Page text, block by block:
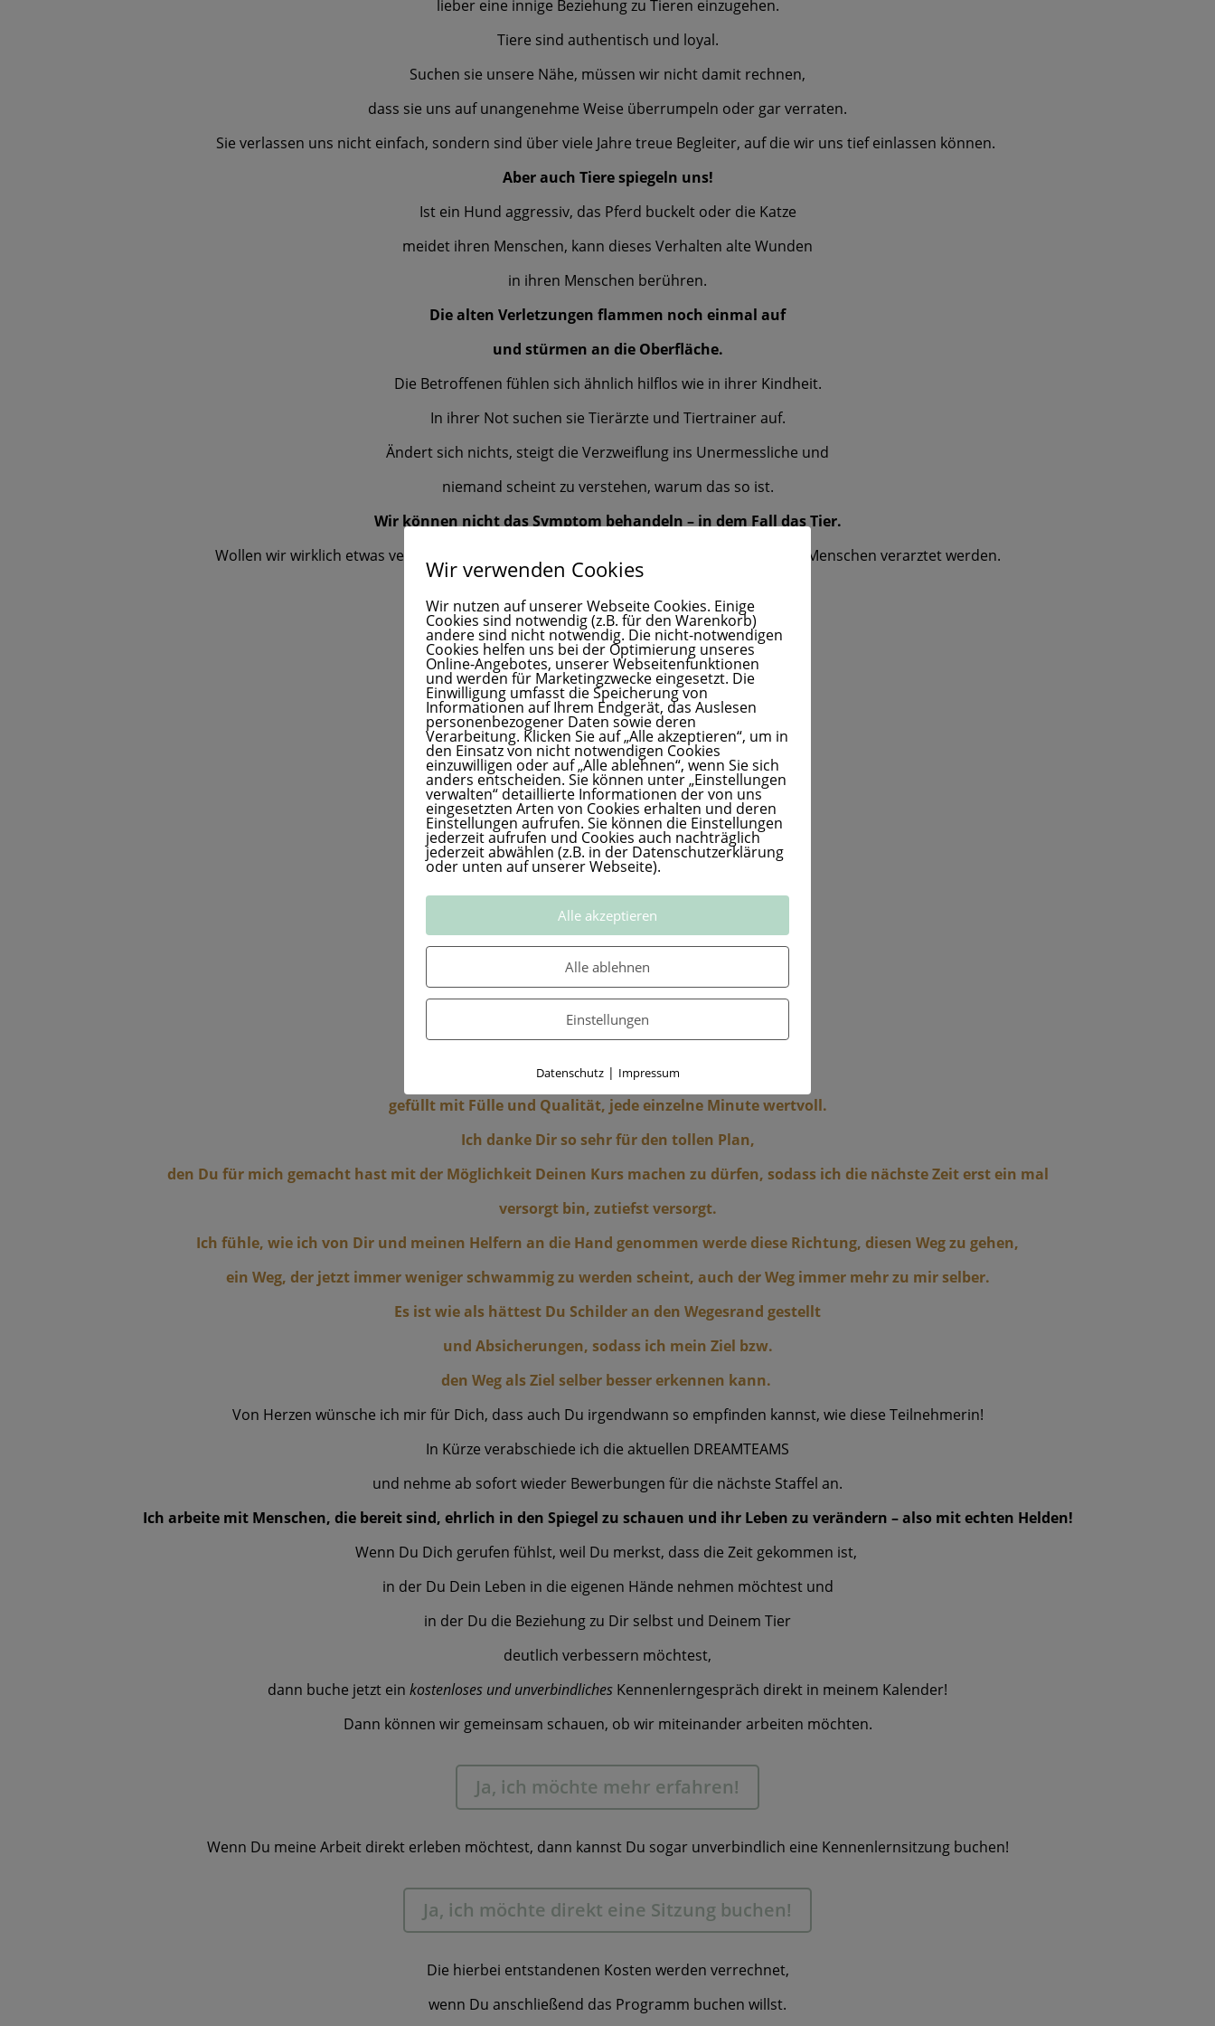
lieber eine innige Beziehung zu Tieren einzugehen.
Tiere sind authentisch und loyal.
Suchen sie unsere Nähe, müssen wir nicht damit rechnen,
dass sie uns auf unangenehme Weise überrumpeln oder gar verraten.
Sie verlassen uns nicht einfach, sondern sind über viele Jahre treue Begleiter, auf die wir uns tief einlassen können.
Aber auch Tiere spiegeln uns!
Ist ein Hund aggressiv, das Pferd buckelt oder die Katze
meidet ihren Menschen, kann dieses Verhalten alte Wunden
in ihren Menschen berühren.
Die alten Verletzungen flammen noch einmal auf
und stürmen an die Oberfläche.
Die Betroffenen fühlen sich ähnlich hilflos wie in ihrer Kindheit.
In ihrer Not suchen sie Tierärzte und Tiertrainer auf.
Ändert sich nichts, steigt die Verzweiflung ins Unermessliche und
niemand scheint zu verstehen, warum das so ist.
Wir können nicht das Symptom behandeln – in dem Fall das Tier.
Wollen wir wirklich etwas verändern, müssen die frühen Verletzungen der betroffenen Menschen verarztet werden.
DREAMTEAM-Intensiv-Programm
entwickelt.
Meine Teilnehmer lernen,
– sich selbst wieder wahrzunehmen,
– ihre eigenen Grenzen zu erkennen und zu wahren und
– die Beziehung zu sich selbst und ihrem Tier zu heilen.
Hier kommt ein aktuelles Feedback einer Teilnehmerin:
Ich danke Dir so sehr für Deine Hilfe.
Ich fühle mich sehr aufgehoben und
weiß mal wieder zutiefst, wie richtig alles ist.
Es fühlt sich so groß an,
dass es mir manchmal sogar etwas Angst macht.
Die Stunden bei Dir sind wirklich noch eine Steigerung,
gefüllt mit Fülle und Qualität, jede einzelne Minute wertvoll.
Ich danke Dir so sehr für den tollen Plan,
den Du für mich gemacht hast mit der Möglichkeit Deinen Kurs machen zu dürfen, sodass ich die nächste Zeit erst ein mal
versorgt bin, zutiefst versorgt.
Ich fühle, wie ich von Dir und meinen Helfern an die Hand genommen werde diese Richtung, diesen Weg zu gehen,
ein Weg, der jetzt immer weniger schwammig zu werden scheint, auch der Weg immer mehr zu mir selber.
Es ist wie als hättest Du Schilder an den Wegesrand gestellt
und Absicherungen, sodass ich mein Ziel bzw.
den Weg als Ziel selber besser erkennen kann.
Von Herzen wünsche ich mir für Dich, dass auch Du irgendwann so empfinden kannst, wie diese Teilnehmerin!
In Kürze verabschiede ich die aktuellen DREAMTEAMS
und nehme ab sofort wieder Bewerbungen für die nächste Staffel an.
Ich arbeite mit Menschen, die bereit sind, ehrlich in den Spiegel zu schauen und ihr Leben zu verändern – also mit echten Helden!
Wenn Du Dich gerufen fühlst, weil Du merkst, dass die Zeit gekommen ist,
in der Du Dein Leben in die eigenen Hände nehmen möchtest und
in der Du die Beziehung zu Dir selbst und Deinem Tier
deutlich verbessern möchtest,
dann buche jetzt ein kostenloses und unverbindliches Kennenlerngespräch direkt in meinem Kalender!
Dann können wir gemeinsam schauen, ob wir miteinander arbeiten möchten.
Ja, ich möchte mehr erfahren!
Wenn Du meine Arbeit direkt erleben möchtest, dann kannst Du sogar unverbindlich eine Kennenlernsitzung buchen!
Ja, ich möchte direkt eine Sitzung buchen!
Die hierbei entstandenen Kosten werden verrechnet,
wenn Du anschließend das Programm buchen willst.
Wir verwenden Cookies
Wir nutzen auf unserer Webseite Cookies. Einige
Cookies sind notwendig (z.B. für den Warenkorb)
andere sind nicht notwendig. Die nicht-notwendigen
Cookies helfen uns bei der Optimierung unseres
Online-Angebotes, unserer Webseitenfunktionen
und werden für Marketingzwecke eingesetzt. Die
Einwilligung umfasst die Speicherung von
Informationen auf Ihrem Endgerät, das Auslesen
personenbezogener Daten sowie deren
Verarbeitung. Klicken Sie auf „Alle akzeptieren“, um in
den Einsatz von nicht notwendigen Cookies
einzuwilligen oder auf „Alle ablehnen“, wenn Sie sich
anders entscheiden. Sie können unter „Einstellungen
verwalten“ detaillierte Informationen der von uns
eingesetzten Arten von Cookies erhalten und deren
Einstellungen aufrufen. Sie können die Einstellungen
jederzeit aufrufen und Cookies auch nachträglich
jederzeit abwählen (z.B. in der Datenschutzerklärung
oder unten auf unserer Webseite).
Alle akzeptieren
Alle ablehnen
Einstellungen
Datenschutz| Impressum